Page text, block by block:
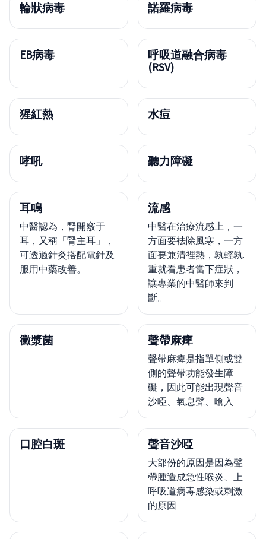
輪狀病毒 諾羅病毒
EB病毒
呼吸道融合病毒
(RSV)
猩紅熱 水痘
哮吼 聽力障礙
耳鳴
中醫認為，腎開竅于
耳，又稱「腎主耳」，
可透過針灸搭配電針及
服用中藥改善。
流感
中醫在治療流感上，一
方面要袪除風寒，一方
面要兼清裡熱，孰輕孰.
重就看患者當下症狀，
讓專業的中醫師來判
斷。
黴漿菌 聲帶麻痺
聲帶麻痺是指單側或雙
側的聲帶功能發生障
礙，因此可能出現聲音
沙啞、氣息聲、嗆入
口腔白斑 聲音沙啞
大部份的原因是因為聲
帶腫造成急性喉炎、上
呼吸道病毒感染或刺激
的原因